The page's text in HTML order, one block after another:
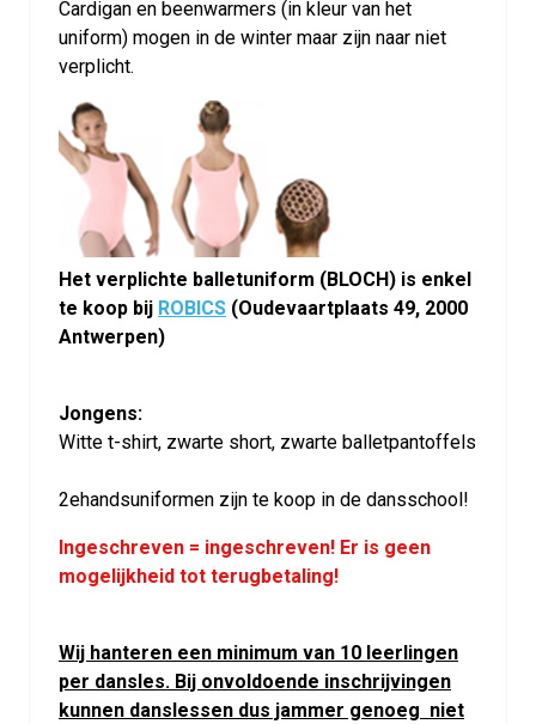
Cardigan en beenwarmers (in kleur van het
uniform) mogen in de winter maar zijn naar niet
verplicht.
Het verplichte balletuniform (BLOCH) is enkel
te koop bij ROBICS (Oudevaartplaats 49, 2000
Antwerpen)
Jongens:
Witte t-shirt, zwarte short, zwarte balletpantoffels
2ehandsuniformen zijn te koop in de dansschool!
Ingeschreven = ingeschreven! Er is geen
mogelijkheid tot terugbetaling!
Wij hanteren een minimum van 10 leerlingen
per dansles. Bij onvoldoende inschrijvingen
kunnen danslessen dus jammer genoeg niet